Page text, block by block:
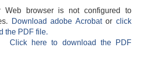
Web browser is not configured to
Download adobe Acrobatorclick
the PDF file.
Click here to download the PDF